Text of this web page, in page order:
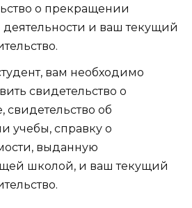
о прекращении
деятельности и ваш текущий
вам необходимо
свидетельство о
свидетельство об
учебы, справку о
выданную
школой, и ваш текущий